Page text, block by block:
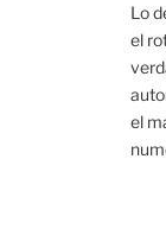
Lo
el
el